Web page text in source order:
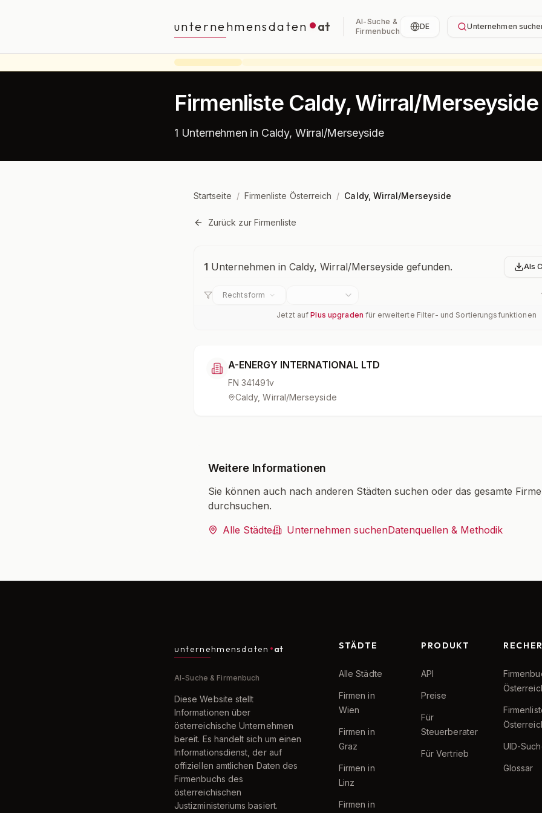
unternehmensdaten at
AI-Suche &
Firmenbuch
DE Unternehmen
Firmenliste Caldy, Wirral/Merseyside
1 Unternehmen in Caldy, Wirral/Merseyside
Startseite / Firmenliste Österreich / Caldy, Wirral/Merseyside
Zurück zur Firmenliste
Unternehmensübersicht
1 Unternehmen in Caldy, Wirral/Merseyside gefunden. Als
Rechtsform
Jetzt aufPlus upgraden für erweiterte Filter- und Sortierungsfunktionen
A-ENERGY INTERNATIONAL LTD
FN341491v
Caldy, Wirral/Merseyside
Weitere Informationen
Sie können auch nach anderen Städten suchen oder das gesamte
durchsuchen.
Alle Städte
Unternehmen suchenDatenquellen & Methodik
unternehmensdaten at
AI-Suche & Firmenbuch
Diese Website stellt
Informationen über
österreichische Unternehmen
bereit. Es handelt sich um einen
Informationsdienst, der auf
offiziellen amtlichen Daten des
Firmenbuchs des
österreichischen
Justizministeriums basiert.
STÄDTE
Alle Städte
Firmen in
Wien
Firmen in
Graz
Firmen in
Linz
Firmen in
PRODUKT
API
Preise
Für
Steuerberater
Für Vertrieb
UID-
Glossar